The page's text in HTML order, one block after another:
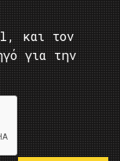
και τον
για την